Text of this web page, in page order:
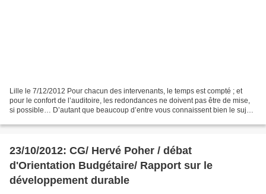
Lille le 7/12/2012 Pour chacun des intervenants, le temps est compté ; et
pour le confort de l’auditoire, les redondances ne doivent pas être de mise,
si possible… D’autant que beaucoup d’entre vous connaissent bien le sujet
23/10/2012: CG/ Hervé Poher / débat
d'Orientation Budgétaire/ Rapport sur le
développement durable